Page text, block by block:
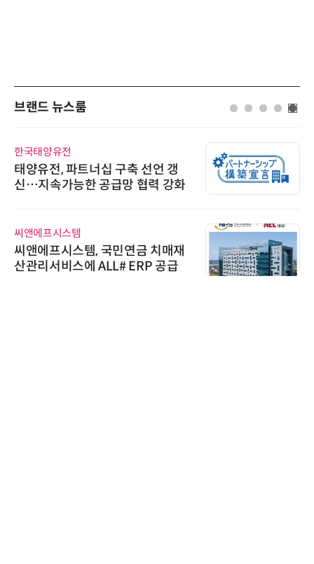
브랜드 뉴스룸
한국태양유전
태양유전, 파트너십 구축 선언 갱
신…지속가능한 공급망 협력 강화
씨앤에프시스템
씨앤에프시스템, 국민연금 치매재
산관리서비스에 ALL# ERP 공급